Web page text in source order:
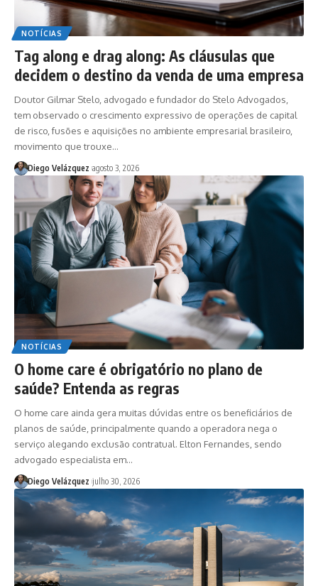
NOTÍCIAS
Tag along e drag along: As cláusulas que
decidem o destino da venda de uma empresa
Doutor Gilmar Stelo, advogado e fundador do Stelo Advogados,
tem observado o crescimento expressivo de operações de capital
de risco, fusões e aquisições no ambiente empresarial brasileiro,
movimento que trouxe…
Diego Velázquez agosto 3, 2026
NOTÍCIAS
O home care é obrigatório no plano de
saúde? Entenda as regras
O home care ainda gera muitas dúvidas entre os beneficiários de
planos de saúde, principalmente quando a operadora nega o
serviço alegando exclusão contratual. Elton Fernandes, sendo
advogado especialista em…
Diego Velázquez julho 30, 2026